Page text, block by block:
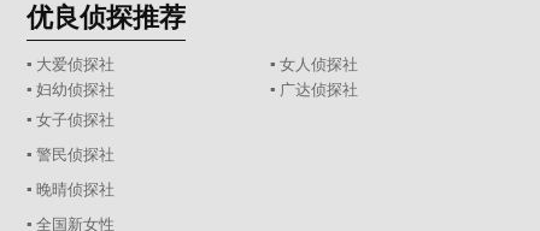
优良侦探推荐
▪ 大爱侦探社
▪ 女人侦探社
▪ 妇幼侦探社
▪ 广达侦探社
▪ 女子侦探社
▪ 警民侦探社
▪ 晚晴侦探社
▪ 全国新女性